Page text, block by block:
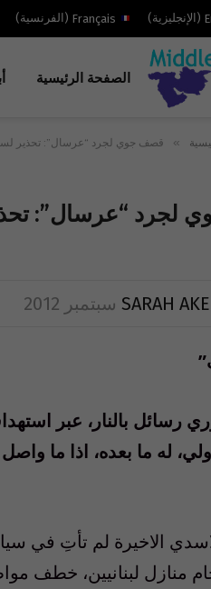
( الإنجليزية)
Français
( الفرنسية)
الصفحة الرئيسية
» قصف جوي لجرد “عرسال”: تحذير
“عرسال”: تحذير
SARAH
رسائل بالنار، عبر
له ما بعده، اذا ما
الاخيرة لم تأتِ في
منازل لبنانيين، خطف